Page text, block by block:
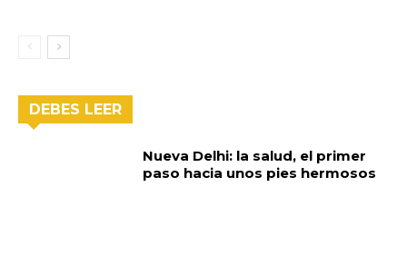
DEBES LEER
Nueva Delhi: la salud, el primer
paso hacia unos pies hermosos